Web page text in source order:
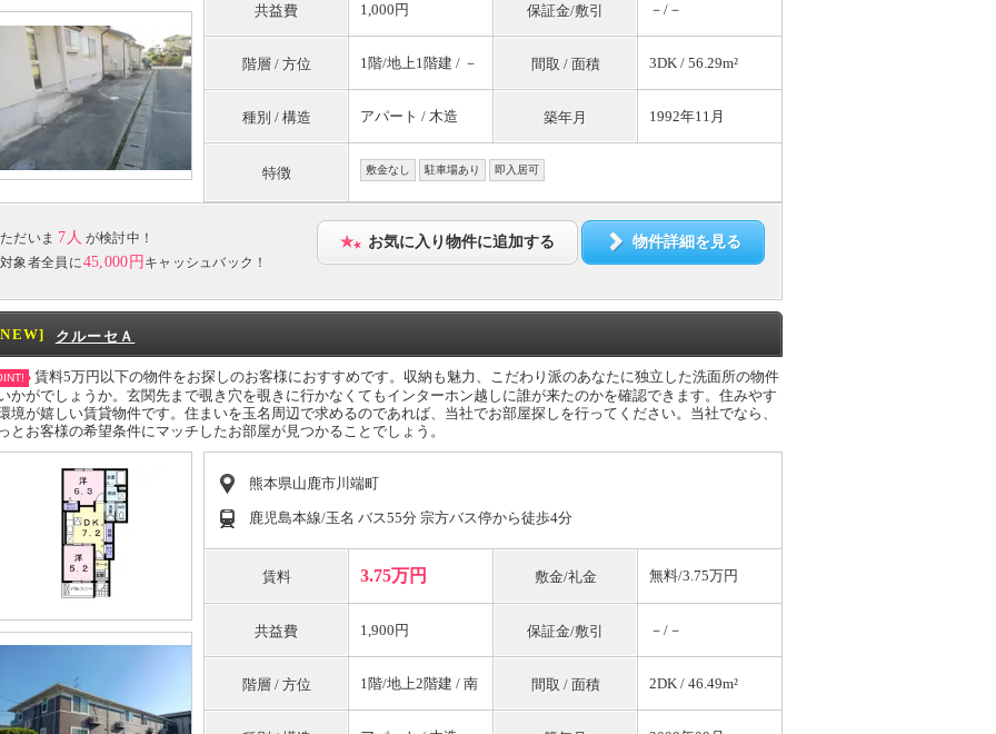
共益費 1,000円 保証金/敷引 －/－
階層 / 方位 1階/地上1階建 / － 間取 / 面積 3DK / 56.29m²
種別 / 構造 アパート / 木造 築年月 1992年11月
特徴 敷金なし 駐車場あり 即入居可
ただいま 7人 が検討中！
対象者全員に45,000円 キャッシュバック！
お気に入り物件に追加する 物件詳細を見る
クルーセＡ
賃料5万円以下の物件をお探しのお客様におすすめです。収納も魅力、こだわり派のあなたに独立した洗面所の物件
かがでしょうか。玄関先まで覗き穴を覗きに行かなくてもインターホン越しに誰が来たのかを確認できます。住みやす
境が嬉しい賃貸物件です。住まいを玉名周辺で求めるのであれば、当社でお部屋探しを行ってください。当社でなら、
とお客様の希望条件にマッチしたお部屋が見つかることでしょう。
熊本県山鹿市川端町
鹿児島本線/玉名 バス55分 宗方バス停から徒歩4分
賃料 3.75万円 敷金/礼金 無料/3.75万円
共益費 1,900円 保証金/敷引 －/－
階層 / 方位 1階/地上2階建 / 南 間取 / 面積 2DK / 46.49m²